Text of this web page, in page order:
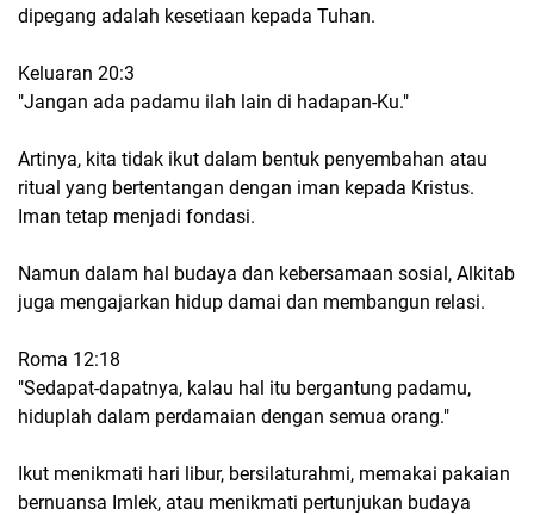
dipegang adalah kesetiaan kepada Tuhan.
Keluaran 20:3
"Jangan ada padamu ilah lain di hadapan-Ku."
Artinya, kita tidak ikut dalam bentuk penyembahan atau
ritual yang bertentangan dengan iman kepada Kristus.
Iman tetap menjadi fondasi.
Namun dalam hal budaya dan kebersamaan sosial, Alkitab
juga mengajarkan hidup damai dan membangun relasi.
Roma 12:18
"Sedapat-dapatnya, kalau hal itu bergantung padamu,
hiduplah dalam perdamaian dengan semua orang."
Ikut menikmati hari libur, bersilaturahmi, memakai pakaian
bernuansa Imlek, atau menikmati pertunjukan budaya